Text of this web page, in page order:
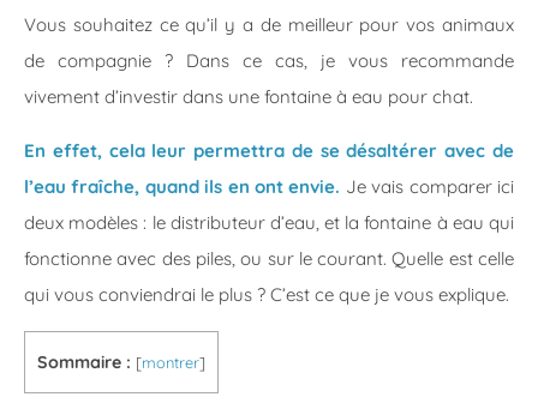
Vous souhaitez ce qu’il y a de meilleur pour vos animaux
de compagnie ? Dans ce cas, je vous recommande
vivement d’investir dans une fontaine à eau pour chat.
En effet, cela leur permettra de se désaltérer avec de
l’eau fraîche, quand ils en ont envie. Je vais comparer ici
deux modèles : le distributeur d’eau, et la fontaine à eau qui
fonctionne avec des piles, ou sur le courant. Quelle est celle
qui vous conviendrai le plus ? C’est ce que je vous explique.
Sommaire : [montrer]